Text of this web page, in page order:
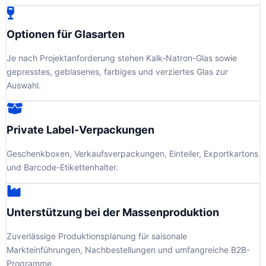
Optionen für Glasarten
Je nach Projektanforderung stehen Kalk-Natron-Glas sowie
gepresstes, geblasenes, farbiges und verziertes Glas zur
Auswahl.
Private Label-Verpackungen
Geschenkboxen, Verkaufsverpackungen, Einteiler, Exportkartons
und Barcode-Etikettenhalter.
Unterstützung bei der Massenproduktion
Zuverlässige Produktionsplanung für saisonale
Markteinführungen, Nachbestellungen und umfangreiche B2B-
Programme.